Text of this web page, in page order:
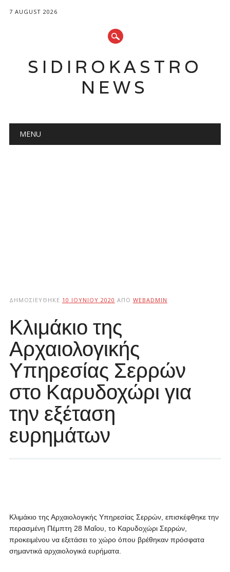
7 AUGUST 2026
SIDIROKASTRO
NEWS
Main menu
MENU
ΔΗΜΟΣΙΕΎΘΗΚΕ 10 ΙΟΥΝΊΟΥ 2020 ΑΠΌ WEBADMIN
Κλιμάκιο της
Αρχαιολογικής
Υπηρεσίας Σερρών
στο Καρυδοχώρι για
την εξέταση
ευρημάτων
Κλιμάκιο της Αρχαιολογικής Υπηρεσίας Σερρών, επισκέφθηκε την
περασμένη Πέμπτη 28 Μαΐου, το Καρυδοχώρι Σερρών,
προκειμένου να εξετάσει το χώρο όπου βρέθηκαν πρόσφατα
σημαντικά αρχαιολογικά ευρήματα.